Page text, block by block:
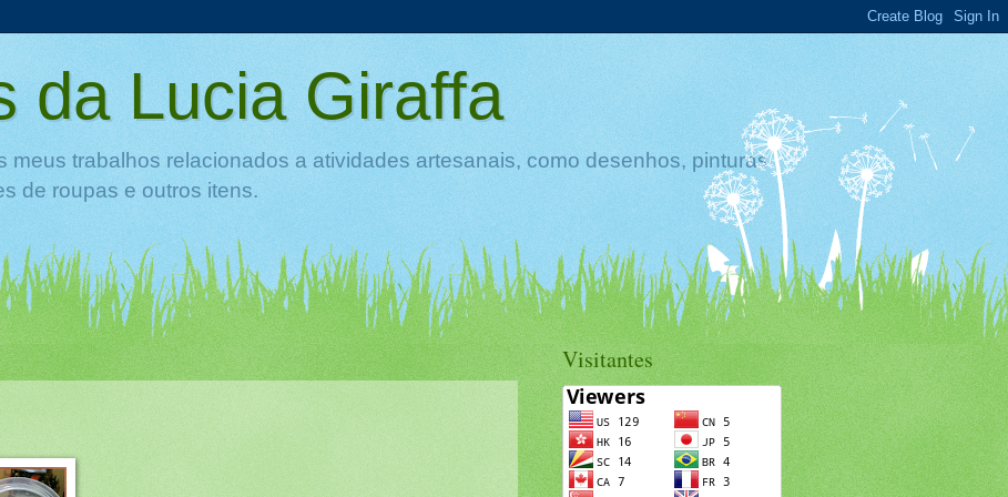
da Lucia Giraffa
trabalhos relacionados a atividades artesanais, como desenhos, pinturas
de roupas e outros itens.
Visitantes